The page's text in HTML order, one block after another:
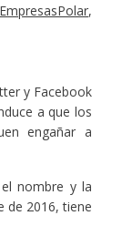
,
y Facebook
a que los
engañar a
nombre y la
de 2016, tiene